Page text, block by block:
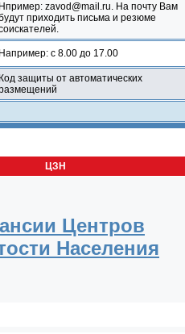
Нпример: zavod@mail.ru. На почту Вам
приходить письма и резюме
Например: с 8.00 до 17.00
Код защиты от автоматических
ЦЗН
Центров
Населения